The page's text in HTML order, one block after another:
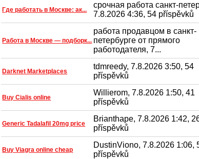
Где работать в Москве: ак...
срочная работа санкт-
7.8.2026 4:36, 54 příspěvků
Работа в Москве — подборк...
работа продавцом в санкт-
петербурге от прямого
работодателя, 7...
Darknet Marketplaces
tdmreedy, 7.8.2026 3:50, 54
příspěvků
Buy Cialis online
Willierom, 7.8.2026 1:50, 41
příspěvků
Generic Tadalafil 20mg price
Brianthape, 7.8.2026 1:42,
příspěvků
Buy Viagra online cheap
DustinViono, 7.8.2026 1:06,
příspěvků